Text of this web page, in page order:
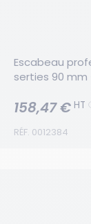
Escabeau
serties 90 mm
RÉF. 0012384
158,47 € HT